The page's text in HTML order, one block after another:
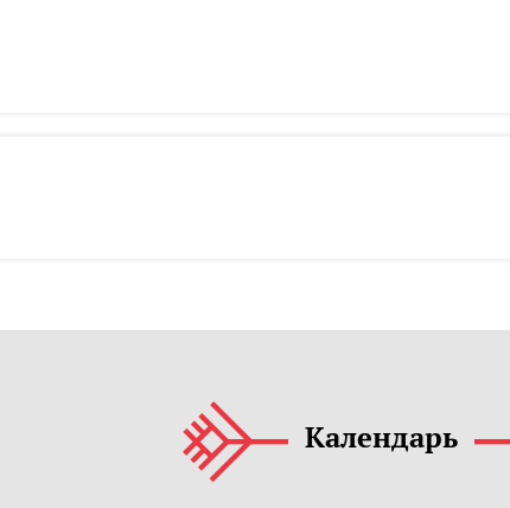
Календарь